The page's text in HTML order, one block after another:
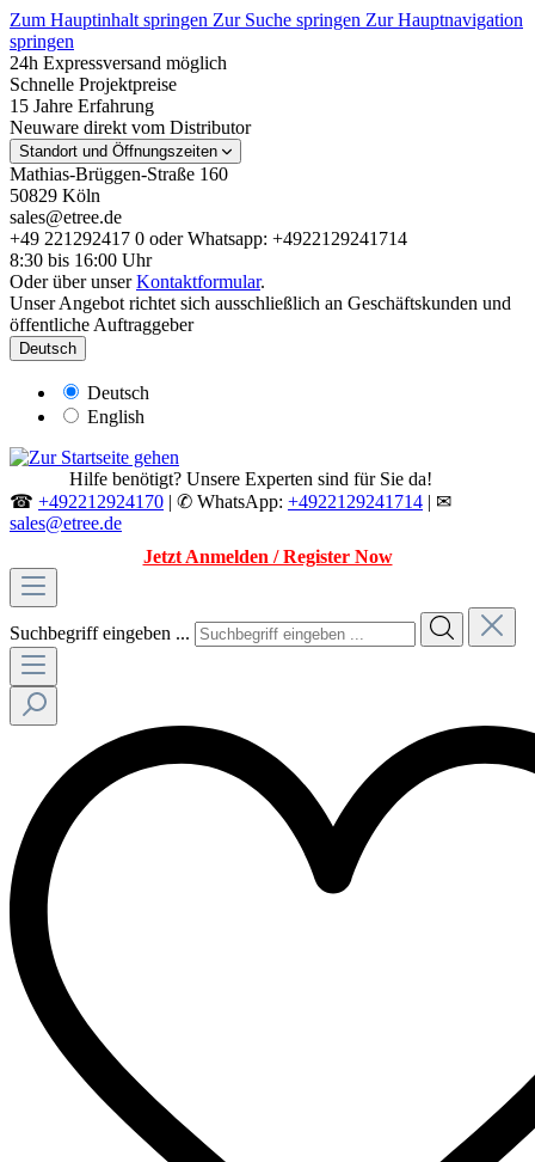
Zum Hauptinhalt springen Zur Suche springen Zur Hauptnavigation
springen
24h Expressversand möglich
Schnelle Projektpreise
15 Jahre Erfahrung
Neuware direkt vom Distributor
Standort und Öffnungszeiten
Mathias-Brüggen-Straße 160
50829 Köln
sales@etree.de
+49 221292417 0 oder Whatsapp: +4922129241714
8:30 bis 16:00 Uhr
Oder über unserKontaktformular.
Unser Angebot richtet sich ausschließlich an Geschäftskunden und
öffentliche Auftraggeber
Deutsch
Deutsch
English
Hilfe benötigt? Unsere Experten sind für Sie da!
☎ +492212924170 | ✆ WhatsApp: +4922129241714 | ✉
sales@etree.de
Jetzt Anmelden / Register Now
Suchbegriff eingeben ...